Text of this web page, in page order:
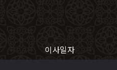
이사일자